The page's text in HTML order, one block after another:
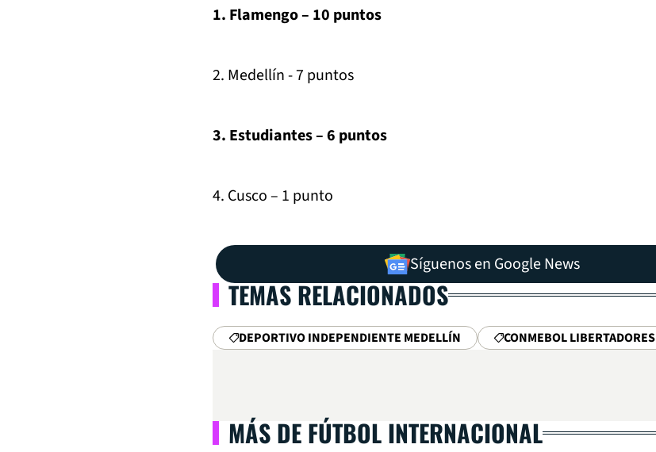
1. Flamengo – 10 puntos
2. Medellín - 7 puntos
3. Estudiantes – 6 puntos
4. Cusco – 1 punto
Síguenos en Google News
TEMAS RELACIONADOS
DEPORTIVO INDEPENDIENTE MEDELLÍN CONMEBOL LIBERTADORES
MÁS DE FÚTBOL INTERNACIONAL